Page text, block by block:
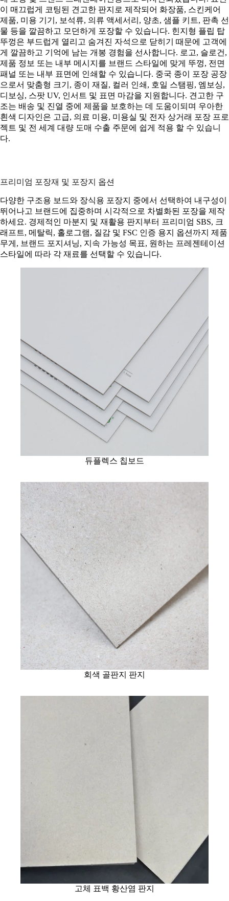
이 매끄럽게 코팅된 견고한 판지로 제작되어 화장품, 스킨케어
제품, 미용 기기, 보석류, 의류 액세서리, 양초, 샘플 키트, 판촉 선
물 등을 깔끔하고 모던하게 포장할 수 있습니다. 힌지형 플립 탑
뚜껑은 부드럽게 열리고 숨겨진 자석으로 닫히기 때문에 고객에
게 깔끔하고 기억에 남는 개봉 경험을 선사합니다. 로고, 슬로건,
제품 정보 또는 내부 메시지를 브랜드 스타일에 맞게 뚜껑, 전면
패널 또는 내부 표면에 인쇄할 수 있습니다. 중국 종이 포장 공장
으로서 맞춤형 크기, 종이 재질, 컬러 인쇄, 호일 스탬핑, 엠보싱,
디보싱, 스팟 UV, 인서트 및 표면 마감을 지원합니다. 견고한 구
조는 배송 및 진열 중에 제품을 보호하는 데 도움이되며 우아한
흰색 디자인은 고급, 의료 미용, 미용실 및 전자 상거래 포장 프로
젝트 및 전 세계 대량 도매 수출 주문에 쉽게 적용 할 수 있습니
다.
프리미엄 포장재 및 포장지 옵션
다양한 구조용 보드와 장식용 포장지 중에서 선택하여 내구성이
뛰어나고 브랜드에 집중하며 시각적으로 차별화된 포장을 제작
하세요. 경제적인 마분지 및 재활용 판지부터 프리미엄 SBS, 크
래프트, 메탈릭, 홀로그램, 질감 및 FSC 인증 용지 옵션까지 제품
무게, 브랜드 포지셔닝, 지속 가능성 목표, 원하는 프레젠테이션
스타일에 따라 각 재료를 선택할 수 있습니다.
듀플렉스 칩보드
회색 골판지 판지
고체 표백 황산염 판지